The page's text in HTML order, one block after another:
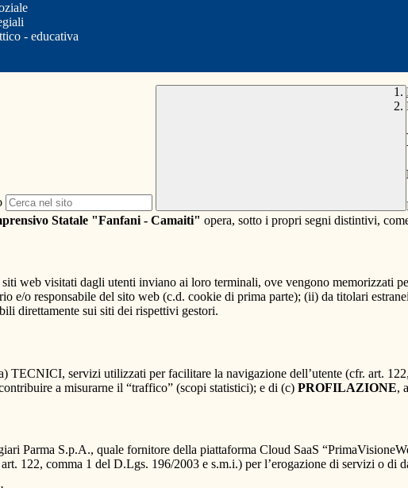
- educativa
Statale "Fanfani - Camaiti" opera, sotto i propri segni distintivi,
web visitati dagli utenti inviano ai loro terminali, ove vengono memorizzati
e/o responsabile del sito web (c.d. cookie di prima parte); (ii) da titolari
direttamente sui siti dei rispettivi gestori.
TECNICI, servizi utilizzati per facilitare la navigazione dell’utente (cfr. art.
a misurarne il “traffico” (scopi statistici); e di (c) PROFILAZIONE,
Parma S.p.A., quale fornitore della piattaforma Cloud SaaS
122, comma 1 del D.Lgs. 196/2003 e s.m.i.) per l’erogazione di servizi o di